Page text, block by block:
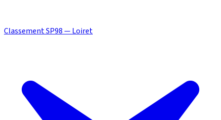
Classement SP98 — Loiret